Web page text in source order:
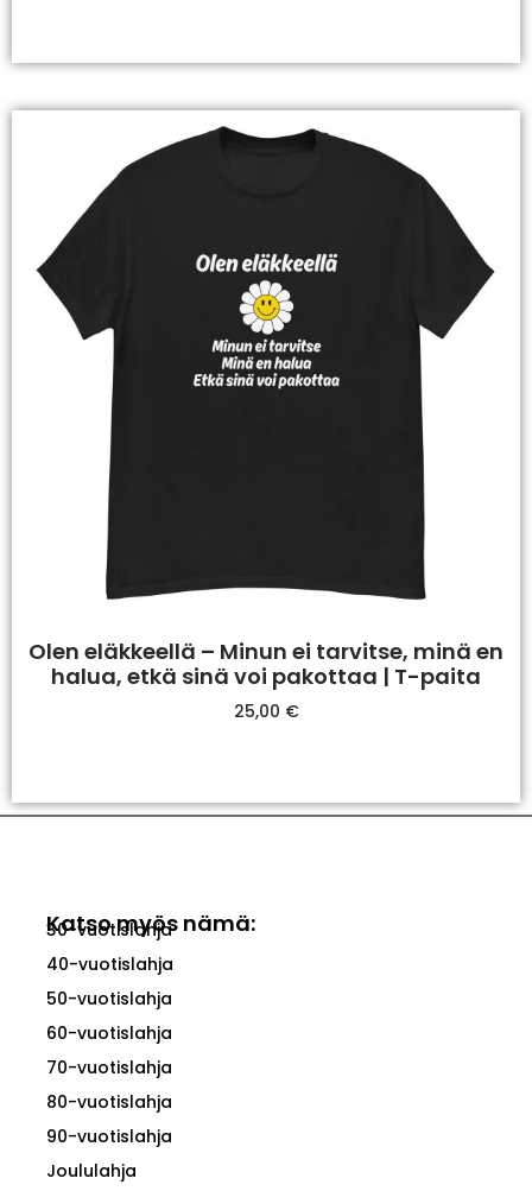
Olen eläkkeellä – Minun ei tarvitse, minä en
halua, etkä sinä voi pakottaa | T-paita
25,00 €
Katso myös nämä:
30-vuotislahja
40-vuotislahja
50-vuotislahja
60-vuotislahja
70-vuotislahja
80-vuotislahja
90-vuotislahja
Joululahja